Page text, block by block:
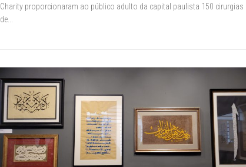
Charity proporcionaram ao público adulto da capital paulista 150 cirurgias
de...